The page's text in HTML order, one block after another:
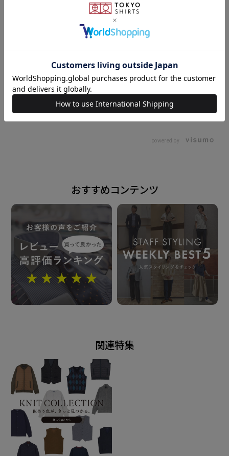
スタイリッシュなブラック。
ポリエステル100%
また、ほつれの原因となりますので、 着用には表面が
ざらついたものとの 引っ掛かりにご注意下さい。
※汗や雨などで濡れた状態や強い摩擦 等で、他の製品
に色移りする場合が ございます。ご注意ください。
発売日
この商品に対するお問い合わせ
M 153cm
powered by
おすすめコンテンツ
関連特集